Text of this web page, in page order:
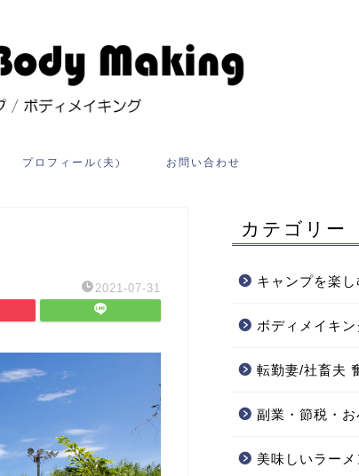
プロフィール(夫) お問い合わせ
2021-07-31
カテゴリー
キャンプを楽し
ボディメイキン
転勤妻/社畜夫
副業・節税・
美味しいラーメ